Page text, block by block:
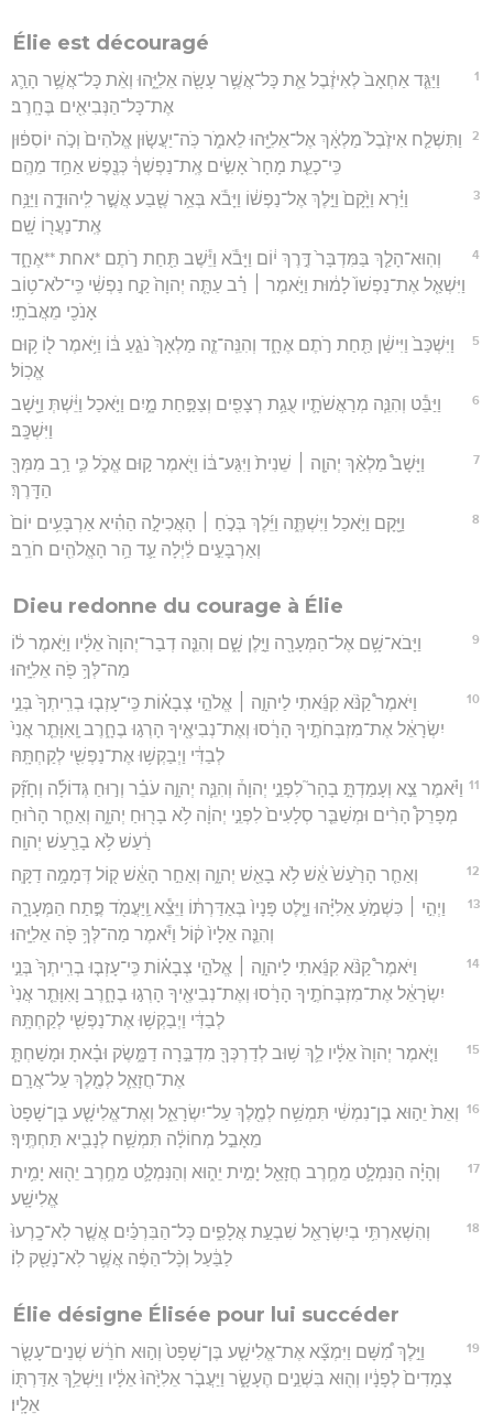
Élie est découragé
1
וַיַּגֵּ֤ד אַחְאָב֙ לְאִיזֶ֔בֶל אֵ֛ת כָּל־אֲשֶׁ֥ר עָשָׂ֖ה אֵלִיָּ֑הוּ וְאֵ֨ת כָּל־אֲשֶׁ֥ר הָרַ֛ג
אֶת־כָּל־הַנְּבִיאִ֖ים בֶּחָֽרֶב׃
2
וַתִּשְׁלַ֤ח אִיזֶ֙בֶל֙ מַלְאָ֔ךְ אֶל־אֵלִיָּ֖הוּ לֵאמֹ֑ר כֹּֽה־יַעֲשׂ֤וּן אֱלֹהִים֙ וְכֹ֣ה יוֹסִפ֔וּן
כִּֽי־כָעֵ֤ת מָחָר֙ אָשִׂ֣ים אֶֽת־נַפְשְׁךָ֔ כְּנֶ֖פֶשׁ אַחַ֥ד מֵהֶֽם׃
3
וַיַּ֗רְא וַיָּ֙קָם֙ וַיֵּ֣לֶךְ אֶל־נַפְשׁ֔וֹ וַיָּבֹ֕א בְּאֵ֥ר שֶׁ֖בַע אֲשֶׁ֣ר לִֽיהוּדָ֑ה וַיַּנַּ֥ח
אֶֽת־נַעֲר֖וֹ שָֽׁם׃
4
וְהֽוּא־הָלַ֤ךְ בַּמִּדְבָּר֙ דֶּ֣רֶךְ י֔וֹם וַיָּבֹ֕א וַיֵּ֕שֶׁב תַּ֖חַת רֹ֣תֶם *אחת **אֶחָ֑ד
וַיִּשְׁאַ֤ל אֶת־נַפְשׁוֹ֙ לָמ֔וּת וַיֹּ֣אמֶר ׀ רַ֗ב עַתָּ֤ה יְהוָה֙ קַ֣ח נַפְשִׁ֔י כִּֽי־לֹא־ט֥וֹב
אָנֹכִ֖י מֵאֲבֹתָֽי׃
5
וַיִּשְׁכַּב֙ וַיִּישַׁ֔ן תַּ֖חַת רֹ֣תֶם אֶחָ֑ד וְהִנֵּֽה־זֶ֤ה מַלְאָךְ֙ נֹגֵ֣עַ בּ֔וֹ וַיֹּ֥אמֶר ל֖וֹ ק֥וּם
אֱכֽוֹל׃
6
וַיַּבֵּ֕ט וְהִנֵּ֧ה מְרַאֲשֹׁתָ֛יו עֻגַ֥ת רְצָפִ֖ים וְצַפַּ֣חַת מָ֑יִם וַיֹּ֣אכַל וַיֵּ֔שְׁתְּ וַיָּ֖שָׁב
וַיִּשְׁכָּֽב׃
7
וַיָּשָׁב֩ מַלְאַ֨ךְ יְהוָ֤ה ׀ שֵׁנִית֙ וַיִּגַּע־בּ֔וֹ וַיֹּ֖אמֶר ק֣וּם אֱכֹ֑ל כִּ֛י רַ֥ב מִמְּךָ֖
הַדָּֽרֶךְ׃
8
וַיָּ֖קָם וַיֹּ֣אכַל וַיִּשְׁתֶּ֑ה וַיֵּ֜לֶךְ בְּכֹ֣חַ ׀ הָאֲכִילָ֣ה הַהִ֗יא אַרְבָּעִ֥ים יוֹם֙
וְאַרְבָּעִ֣ים לַ֔יְלָה עַ֛ד הַ֥ר הָאֱלֹהִ֖ים חֹרֵֽב׃
Dieu redonne du courage à Élie
9
וַיָּבֹא־שָׁ֥ם אֶל־הַמְּעָרָ֖ה וַיָּ֣לֶן שָׁ֑ם וְהִנֵּ֤ה דְבַר־יְהוָה֙ אֵלָ֔יו וַיֹּ֣אמֶר ל֔וֹ
מַה־לְּךָ֥ פֹ֖ה אֵלִיָּֽהוּ׃
10
וַיֹּאמֶר֩ קַנֹּ֨א קִנֵּ֜אתִי לַיהוָ֣ה ׀ אֱלֹהֵ֣י צְבָא֗וֹת כִּֽי־עָזְב֤וּ בְרִֽיתְךָ֙ בְּנֵ֣י
יִשְׂרָאֵ֔ל אֶת־מִזְבְּחֹתֶ֣יךָ הָרָ֔סוּ וְאֶת־נְבִיאֶ֖יךָ הָרְג֣וּ בֶחָ֑רֶב וָֽאִוָּתֵ֤ר אֲנִי֙
לְבַדִּ֔י וַיְבַקְשׁ֥וּ אֶת־נַפְשִׁ֖י לְקַחְתָּֽהּ׃
11 וַיֹּ֗אמֶר צֵ֣א וְעָמַדְתָּ֣ בָהָר֮ לִפְנֵ֣י יְהוָה֒ וְהִנֵּ֧ה יְהוָ֣ה עֹבֵ֗ר וְר֣וּחַ גְּדוֹלָ֡ה וְחָזָ֞ק
מְפָרֵק֩ הָרִ֨ים וּמְשַׁבֵּ֤ר סְלָעִים֙ לִפְנֵ֣י יְהוָ֔ה לֹ֥א בָר֖וּחַ יְהוָ֑ה וְאַחַ֤ר הָר֨וּחַ
רַ֔עַשׁ לֹ֥א בָרַ֖עַשׁ יְהוָֽה׃
12 וְאַחַ֤ר הָרַ֙עַשׁ֙ אֵ֔שׁ לֹ֥א בָאֵ֖שׁ יְהוָ֑ה וְאַחַ֣ר הָאֵ֔שׁ ק֖וֹל דְּמָמָ֥ה דַקָּֽה׃
13
וַיְהִ֣י ׀ כִּשְׁמֹ֣עַ אֵלִיָּ֗הוּ וַיָּ֤לֶט פָּנָיו֙ בְּאַדַּרְתּ֔וֹ וַיֵּצֵ֕א וַֽיַּעֲמֹ֖ד פֶּ֣תַח הַמְּעָרָ֑ה
וְהִנֵּ֤ה אֵלָיו֙ ק֔וֹל וַיֹּ֕אמֶר מַה־לְּךָ֥ פֹ֖ה אֵלִיָּֽהוּ׃
14
וַיֹּאמֶר֩ קַנֹּ֨א קִנֵּ֜אתִי לַיהוָ֣ה ׀ אֱלֹהֵ֣י צְבָא֗וֹת כִּֽי־עָזְב֤וּ בְרִֽיתְךָ֙ בְּנֵ֣י
יִשְׂרָאֵ֔ל אֶת־מִזְבְּחֹתֶ֣יךָ הָרָ֔סוּ וְאֶת־נְבִיאֶ֖יךָ הָרְג֣וּ בֶחָ֑רֶב וָאִוָּתֵ֤ר אֲנִי֙
לְבַדִּ֔י וַיְבַקְשׁ֥וּ אֶת־נַפְשִׁ֖י לְקַחְתָּֽהּ׃
15
וַיֹּ֤אמֶר יְהוָה֙ אֵלָ֔יו לֵ֛ךְ שׁ֥וּב לְדַרְכְּךָ֖ מִדְבַּ֣רָה דַמָּ֑שֶׂק וּבָ֗אתָ וּמָשַׁחְתָּ֧
אֶת־חֲזָאֵ֛ל לְמֶ֖לֶךְ עַל־אֲרָֽם׃
16
וְאֵת֙ יֵה֣וּא בֶן־נִמְשִׁ֔י תִּמְשַׁ֥ח לְמֶ֖לֶךְ עַל־יִשְׂרָאֵ֑ל וְאֶת־אֱלִישָׁ֤ע בֶּן־שָׁפָט֙
מֵאָבֵ֣ל מְחוֹלָ֔ה תִּמְשַׁ֥ח לְנָבִ֖יא תַּחְתֶּֽיךָ׃
17
וְהָיָ֗ה הַנִּמְלָ֛ט מֵחֶ֥רֶב חֲזָאֵ֖ל יָמִ֣ית יֵה֑וּא וְהַנִּמְלָ֛ט מֵחֶ֥רֶב יֵה֖וּא יָמִ֥ית
אֱלִישָֽׁע׃
18
וְהִשְׁאַרְתִּ֥י בְיִשְׂרָאֵ֖ל שִׁבְעַ֣ת אֲלָפִ֑ים כָּל־הַבִּרְכַּ֗יִם אֲשֶׁ֤ר לֹֽא־כָֽרְעוּ֙
לַבַּ֔עַל וְכָ֨ל־הַפֶּ֔ה אֲשֶׁ֥ר לֹֽא־נָשַׁ֖ק לֽוֹ׃
Élie désigne Élisée pour lui succéder
19
וַיֵּ֣לֶךְ מִ֠שָּׁם וַיִּמְצָ֞א אֶת־אֱלִישָׁ֤ע בֶּן־שָׁפָט֙ וְה֣וּא חֹרֵ֔שׁ שְׁנֵים־עָשָׂ֤ר
צְמָדִים֙ לְפָנָ֔יו וְה֖וּא בִּשְׁנֵ֣ים הֶעָשָׂ֑ר וַיַּעֲבֹ֤ר אֵלִיָּ֙הוּ֙ אֵלָ֔יו וַיַּשְׁלֵ֥ךְ אַדַּרְתּ֖וֹ
אֵלָֽיו׃